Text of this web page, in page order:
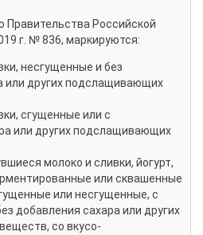
Правительства Российской
г. № 836, маркируются:
несгущенные и без
или других подслащивающих
сгущенные или с
или других подслащивающих
молоко и сливки, йогурт,
или сквашенные
или несгущенные, с
добавления сахара или других
со вкусо-